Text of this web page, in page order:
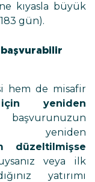
kıyasla büyük
gün).
hem de misafir
için yeniden
yeniden
düzeltilmişse
veya ilk
yatırımı